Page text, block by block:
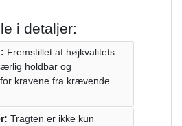
i detaljer:
Fremstillet af højkvalitets
holdbar og
kravene fra krævende
Tragten er ikke kun